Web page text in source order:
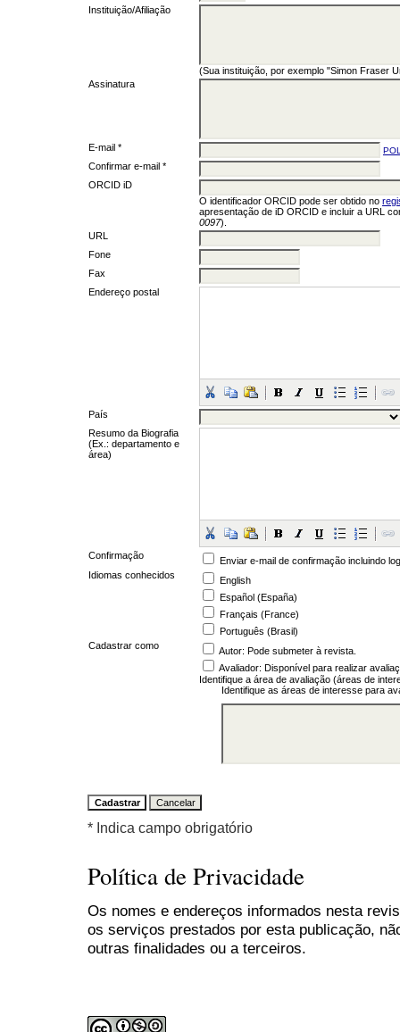
Instituição/Afiliação
(Sua instituição, por exemplo "Simon Fraser
Assinatura
E-mail *
Confirmar e-mail *
ORCID iD
O identificador ORCID pode ser obtido no
apresentação de iD ORCID e incluir a URL
0097).
URL
Fone
Fax
Endereço postal
País
Resumo da Biografia
(Ex.: departamento e
área)
Confirmação
Enviar e-mail de confirmação incluindo
Idiomas conhecidos
English
Español (España)
Français (France)
Português (Brasil)
Cadastrar como
Autor: Pode submeter à revista.
Avaliador: Disponível para realizar
Identifique a área de avaliação (áreas de
Identifique as áreas de interesse para
* Indica campo obrigatório
Política de Privacidade
Os nomes e endereços informados nesta
os serviços prestados por esta publicação,
outras finalidades ou a terceiros.